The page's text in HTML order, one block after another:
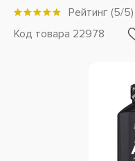
Рейтинг (5/5)
Код товара 22978